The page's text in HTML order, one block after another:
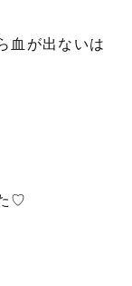
血が出ないは
♡